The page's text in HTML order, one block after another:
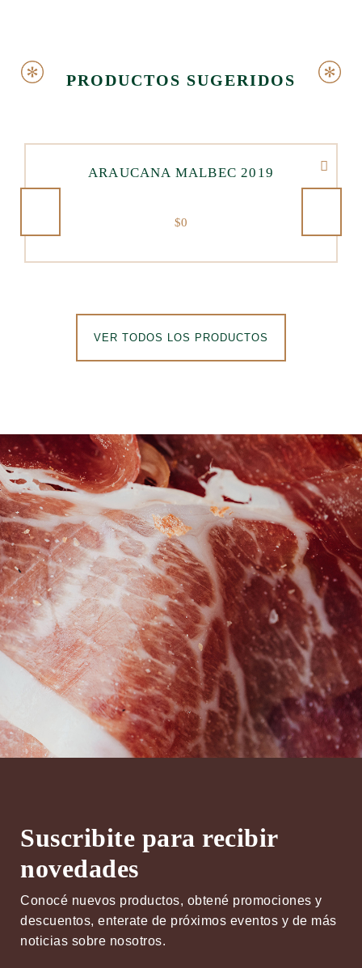
PRODUCTOS SUGERIDOS
ARAUCANA MALBEC 2019
$0
VER TODOS LOS PRODUCTOS
Suscribite para recibir
novedades
Conocé nuevos productos, obtené promociones y
descuentos, enterate de próximos eventos y de más
noticias sobre nosotros.